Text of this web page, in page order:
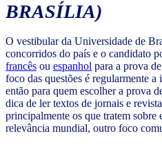
BRASÍLIA)
O vestibular da Universidade de
concorridos do país e o candidato
francês ou espanhol para a prova
foco das questões é regularmente a
então para quem escolher a prova
dica de ler textos de jornais e
principalmente os que tratem sobre
relevância mundial, outro foco